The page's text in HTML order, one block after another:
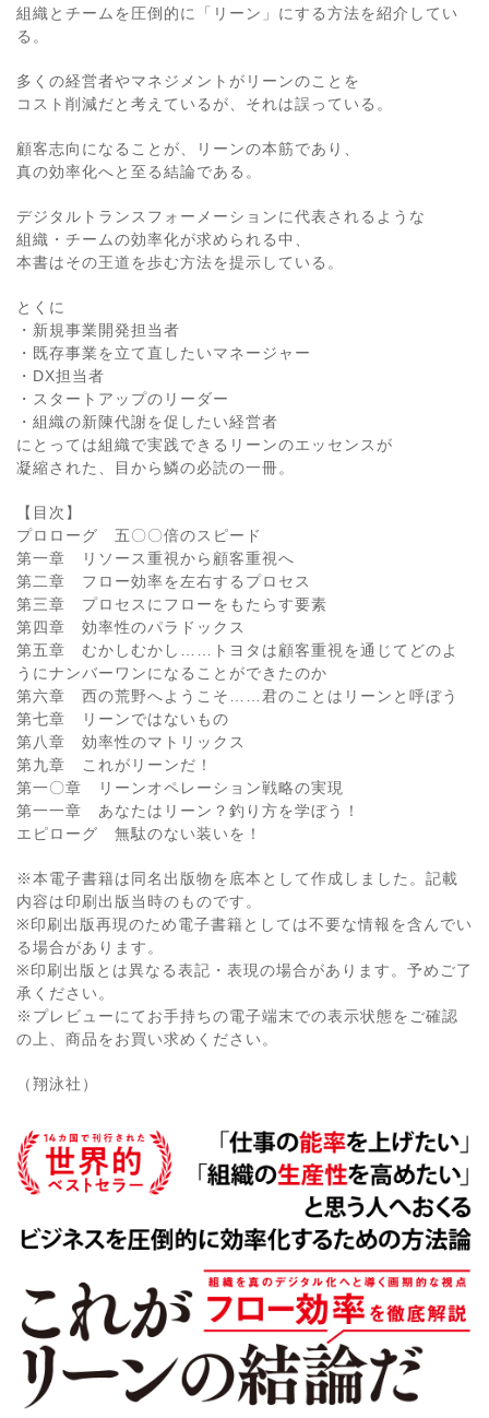
組織とチームを圧倒的に「リーン」にする方法を紹介してい
る。
多くの経営者やマネジメントがリーンのことを
コスト削減だと考えているが、それは誤っている。
顧客志向になることが、リーンの本筋であり、
真の効率化へと至る結論である。
デジタルトランスフォーメーションに代表されるような
組織・チームの効率化が求められる中、
本書はその王道を歩む方法を提示している。
とくに
・新規事業開発担当者
・既存事業を立て直したいマネージャー
・DX担当者
・スタートアップのリーダー
・組織の新陳代謝を促したい経営者
にとっては組織で実践できるリーンのエッセンスが
凝縮された、目から鱗の必読の一冊。
【目次】
プロローグ 五〇〇倍のスピード
第一章 リソース重視から顧客重視へ
第二章 フロー効率を左右するプロセス
第三章 プロセスにフローをもたらす要素
第四章 効率性のパラドックス
第五章 むかしむかし……トヨタは顧客重視を通じてどのよ
うにナンバーワンになることができたのか
第六章 西の荒野へようこそ……君のことはリーンと呼ぼう
第七章 リーンではないもの
第八章 効率性のマトリックス
第九章 これがリーンだ！
第一〇章 リーンオペレーション戦略の実現
第一一章 あなたはリーン？釣り方を学ぼう！
エピローグ 無駄のない装いを！
※本電子書籍は同名出版物を底本として作成しました。記載
内容は印刷出版当時のものです。
※印刷出版再現のため電子書籍としては不要な情報を含んでい
る場合があります。
※印刷出版とは異なる表記・表現の場合があります。予めご了
承ください。
※プレビューにてお手持ちの電子端末での表示状態をご確認
の上、商品をお買い求めください。
（翔泳社）